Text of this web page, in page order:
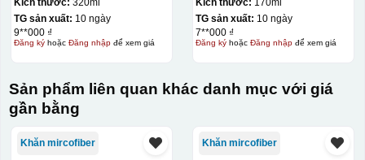
Đây là giấy decal đã in xong, đang chờ khô để cắt dán
Kích thước: 320ml
TG sản xuất: 10 ngày
9**000 ₫
Đăng kýhoặc Đăng nhậpđể xem giá
Kích thước: 170ml
TG sản xuất: 10 ngày
7**000 ₫
Đăng kýhoặc Đăng nhậpđể xem giá
Sản phẩm liên quan khác danh mục với giá
gần bằng
Khăn mircofiber Khăn mircofiber